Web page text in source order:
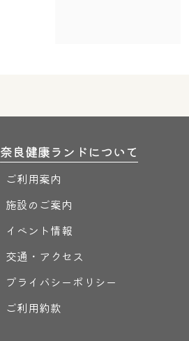
奈良健康ランドについて
ご利用案内
施設のご案内
イベント情報
交通・アクセス
プライバシーポリシー
ご利用約款